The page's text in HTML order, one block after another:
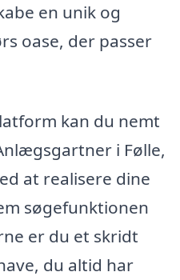
en unik og
oase, der passer
kan du nemt
i Følle,
at realisere dine
søgefunktionen
er du et skridt
du altid har